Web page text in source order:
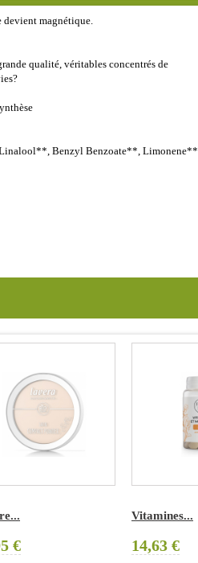
magnétique.
qualité, véritables concentrés de
Benzyl Benzoate**, Limonene**,
Vitamines...
14,63 €